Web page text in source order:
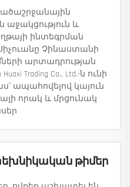
աջակցություն և
ինտեգրման
Չինաստանի
արտադրության
Trading Co., Ltd.-ն ունի
ապահովելով կայուն
որակ և մրցունակ
թիմեր